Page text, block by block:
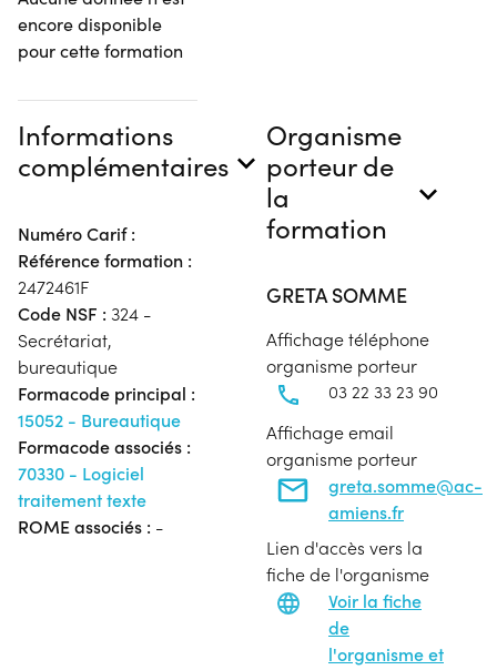
encore disponible
pour cette formation
Informations
complémentaires
Numéro Carif :
Référence formation :
2472461F
Code NSF : 324 -
Secrétariat,
bureautique
Formacode principal :
15052 - Bureautique
Formacode associés :
70330 - Logiciel
traitement texte
ROME associés : -
Organisme
porteur de
la
formation
GRETA SOMME
Affichage téléphone
organisme porteur
03 22 33 23 90
Affichage email
organisme porteur
greta.somme@ac-
amiens.fr
Lien d'accès vers la
fiche de l'organisme
Voir la fiche
de
l'organisme et